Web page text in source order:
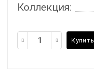
Коллекция:
Купить